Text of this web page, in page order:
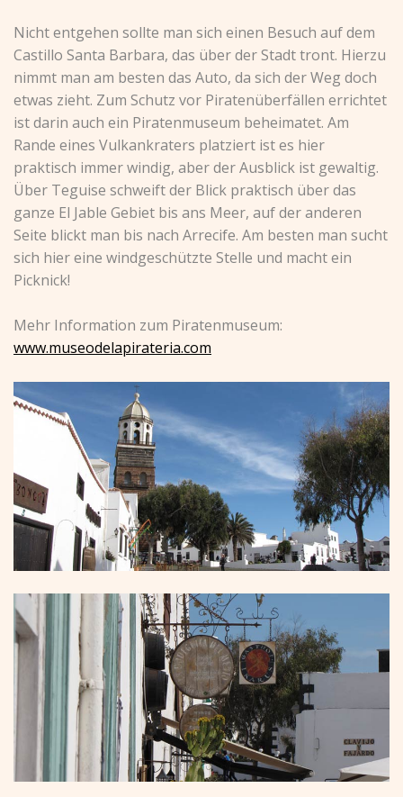
Nicht entgehen sollte man sich einen Besuch auf dem
Castillo Santa Barbara, das über der Stadt tront. Hierzu
nimmt man am besten das Auto, da sich der Weg doch
etwas zieht. Zum Schutz vor Piratenüberfällen errichtet
ist darin auch ein Piratenmuseum beheimatet. Am
Rande eines Vulkankraters platziert ist es hier
praktisch immer windig, aber der Ausblick ist gewaltig.
Über Teguise schweift der Blick praktisch über das
ganze El Jable Gebiet bis ans Meer, auf der anderen
Seite blickt man bis nach Arrecife. Am besten man sucht
sich hier eine windgeschützte Stelle und macht ein
Picknick!
Mehr Information zum Piratenmuseum:
www.museodelapirateria.com